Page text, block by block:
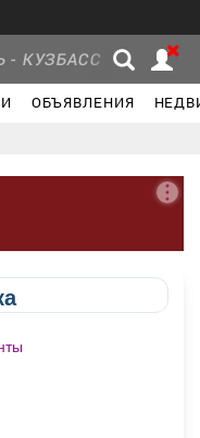
- КУЗБАСС
ОБЪЯВЛЕНИЯ
Услуги